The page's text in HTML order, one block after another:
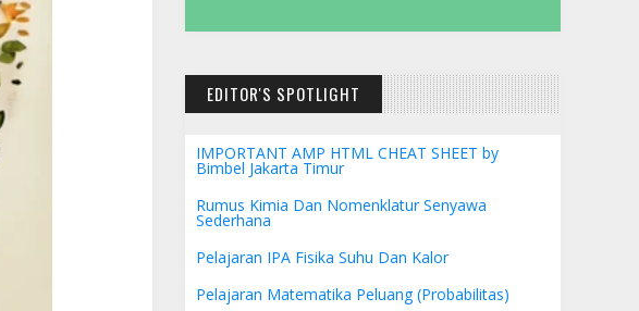
EDITOR'S SPOTLIGHT
IMPORTANT AMP HTML CHEAT SHEET by
Bimbel Jakarta Timur
Rumus Kimia Dan Nomenklatur Senyawa
Sederhana
Pelajaran IPA Fisika Suhu Dan Kalor
Pelajaran Matematika Peluang (Probabilitas)